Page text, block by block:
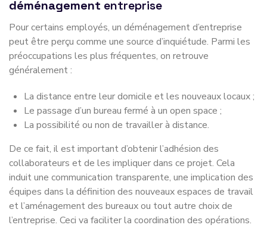
déménagement entreprise
Pour certains employés, un déménagement d’entreprise
peut être perçu comme une source d’inquiétude. Parmi les
préoccupations les plus fréquentes, on retrouve
généralement :
La distance entre leur domicile et les nouveaux locaux ;
Le passage d’un bureau fermé à un open space ;
La possibilité ou non de travailler à distance.
De ce fait, il est important d’obtenir l’adhésion des
collaborateurs et de les impliquer dans ce projet. Cela
induit une communication transparente, une implication des
équipes dans la définition des nouveaux espaces de travail
et l’aménagement des bureaux ou tout autre choix de
l’entreprise. Ceci va faciliter la coordination des opérations.